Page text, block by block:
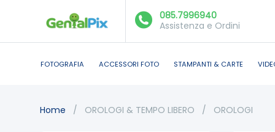
085.7996940
Assistenza e Ordini
FOTOGRAFIA ACCESSORI FOTO STAMPANTI & CARTE
Home / OROLOGI & TEMPO LIBERO / OROLOGI